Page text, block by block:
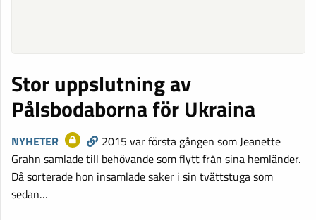
Stor uppslutning av
Pålsbodaborna för Ukraina
NYHETER
2015 var första gången som Jeanette
Grahn samlade till behövande som flytt från sina hemländer.
Då sorterade hon insamlade saker i sin tvättstuga som
sedan…